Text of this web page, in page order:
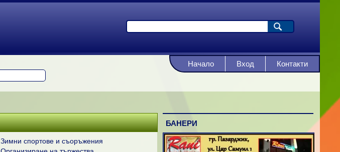
Начало Вход Контакти
Зимни спортове и съоръжения
БАНЕРИ